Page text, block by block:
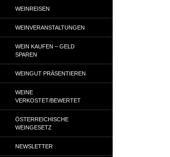
WEINREISEN
WEINVERANSTALTUNGEN
WEIN KAUFEN – GELD
SPAREN
WEINGUT PRÄSENTIEREN
WEINE
VERKOSTET/BEWERTET
ÖSTERREICHISCHE
WEINGESETZ
NEWSLETTER